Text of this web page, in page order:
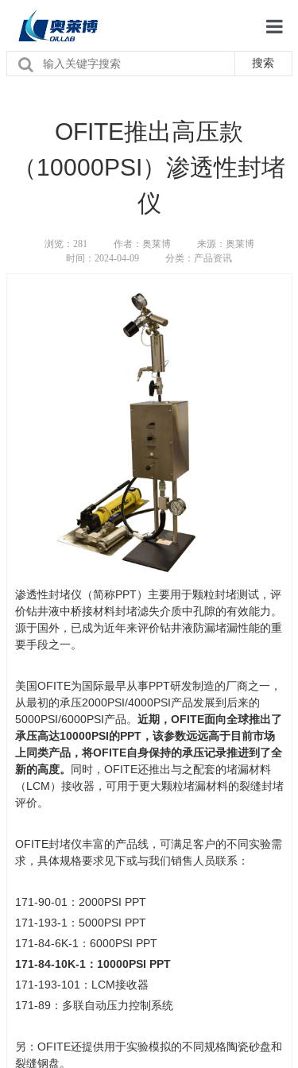
新
搜索
OFITE推出高压款
（10000PSI）渗透性封堵
仪
浏览： 281 作者：奥莱博
来源：奥莱博
时间：2024-04-09
分类：产品资讯
渗透性封堵仪（简称PPT）主要用于颗粒封堵测试，评
价钻井液中桥接材料封堵滤失介质中孔隙的有效能力。
源于国外，已成为近年来评价钻井液防漏堵漏性能的重
要手段之一。
美国OFITE为国际最早从事PPT研发制造的厂商之一，
从最初的承压2000PSI/4000PSI产品发展到后来的
5000PSI/6000PSI产品。 近期，OFITE面向全球推出了
承压高达10000PSI的PPT，该参数远远高于目前市场
上同类产品，将OFITE自身保持的承压记录推进到了全
新的高度。 同时，OFITE还推出与之配套的堵漏材料
（LCM）接收器，可用于更大颗粒堵漏材料的裂缝封堵
评价。
OFITE封堵仪丰富的产品线，可满足客户的不同实验需
求，具体规格要求见下或与我们销售人员联系：
171-90-01：2000PSI PPT
171-193-1：5000PSI PPT
171-84-6K-1：6000PSI PPT
171-84-10K-1：10000PSI PPT
171-193-101：LCM接收器
171-89：多联自动压力控制系统
另：OFITE还提供用于实验模拟的不同规格陶瓷砂盘和
裂缝钢盘。